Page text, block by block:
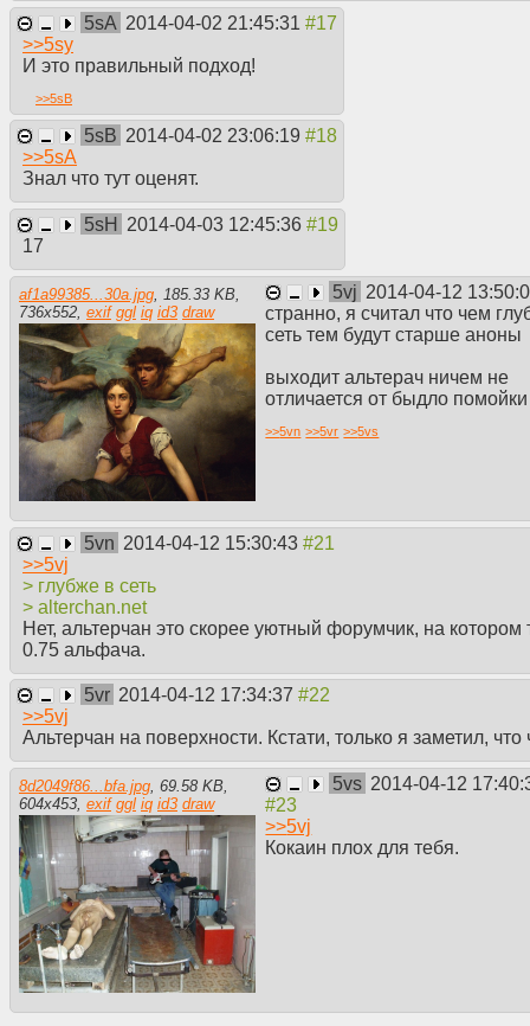
5sA 2014-04-02 21:45:31
>>5sy
И это правильный подход!
>>5sB
5sB 2014-04-02 23:06:19
>>5sA
Знал что тут оценят.
5sH
2014-04-03 12:45:36
17
af1a99385...30a.jpg 185.33 KB
736x552 exif ggl iq id3 draw
5vj 2014-04-12
странно, я считал что чем
сеть тем будут старше аноны
выходит альтерач ничем не
отличается от быдло помойки
>>5vn >>5vr >>5vs
5vn 2014-04-12 15:30:43
>>5vj
> глубже в сеть
> alterchan.net
Нет, альтерчан это скорее уютный форумчик, на котором
0.75 альфача.
5vr 2014-04-12 17:34:37
>>5vj
Альтерчан на поверхности. Кстати, только я заметил, что
8d2049f86...bfa.jpg, 69.58 KB,
604x453, exif ggl iq id3 draw
5vs 2014-04-12
>>5vj
Кокаин плох для тебя.